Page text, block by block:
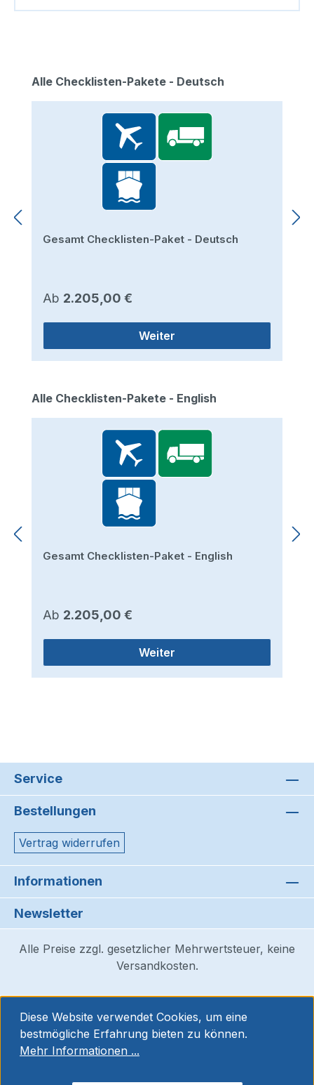
Produktgalerie überspringen
Alle Checklisten-Pakete - Deutsch
Gesamt Checklisten-Paket - Deutsch
Regulärer Preis:
Ab 2.205,00 €
Weiter
Produktgalerie überspringen
Alle Checklisten-Pakete - English
Gesamt Checklisten-Paket - English
Regulärer Preis:
Ab 2.205,00 €
Weiter
Service
Bestellungen
Vertrag widerrufen
Informationen
Newsletter
Alle Preise zzgl. gesetzlicher Mehrwertsteuer, keine
Versandkosten.
Diese Website verwendet Cookies, um eine
bestmögliche Erfahrung bieten zu können.
Mehr Informationen ...